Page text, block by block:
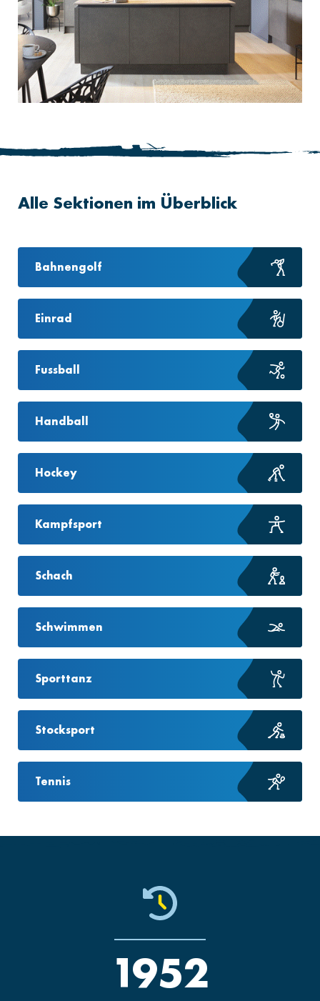
Alle Sektionen im Überblick
Bahnengolf
Einrad
Fussball
Handball
Hockey
Kampfsport
Schach
Schwimmen
Sporttanz
Stocksport
Tennis
1952